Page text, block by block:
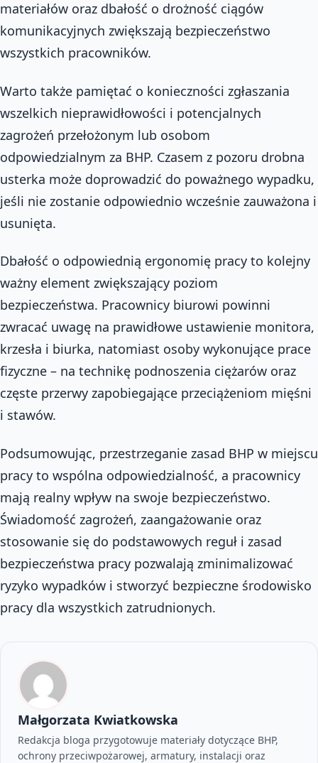
materiałów oraz dbałość o drożność ciągów
komunikacyjnych zwiększają bezpieczeństwo
wszystkich pracowników.
Warto także pamiętać o konieczności zgłaszania
wszelkich nieprawidłowości i potencjalnych
zagrożeń przełożonym lub osobom
odpowiedzialnym za BHP. Czasem z pozoru drobna
usterka może doprowadzić do poważnego wypadku,
jeśli nie zostanie odpowiednio wcześnie zauważona i
usunięta.
Dbałość o odpowiednią ergonomię pracy to kolejny
ważny element zwiększający poziom
bezpieczeństwa. Pracownicy biurowi powinni
zwracać uwagę na prawidłowe ustawienie monitora,
krzesła i biurka, natomiast osoby wykonujące prace
fizyczne – na technikę podnoszenia ciężarów oraz
częste przerwy zapobiegające przeciążeniom mięśni
i stawów.
Podsumowując, przestrzeganie zasad BHP w miejscu
pracy to wspólna odpowiedzialność, a pracownicy
mają realny wpływ na swoje bezpieczeństwo.
Świadomość zagrożeń, zaangażowanie oraz
stosowanie się do podstawowych reguł i zasad
bezpieczeństwa pracy pozwalają zminimalizować
ryzyko wypadków i stworzyć bezpieczne środowisko
pracy dla wszystkich zatrudnionych.
Małgorzata Kwiatkowska
Redakcja bloga przygotowuje materiały dotyczące BHP,
ochrony przeciwpożarowej, armatury, instalacji oraz